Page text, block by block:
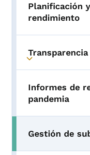
Planificación
rendimiento
Toggle
Informes de
pandemia
Gestión de